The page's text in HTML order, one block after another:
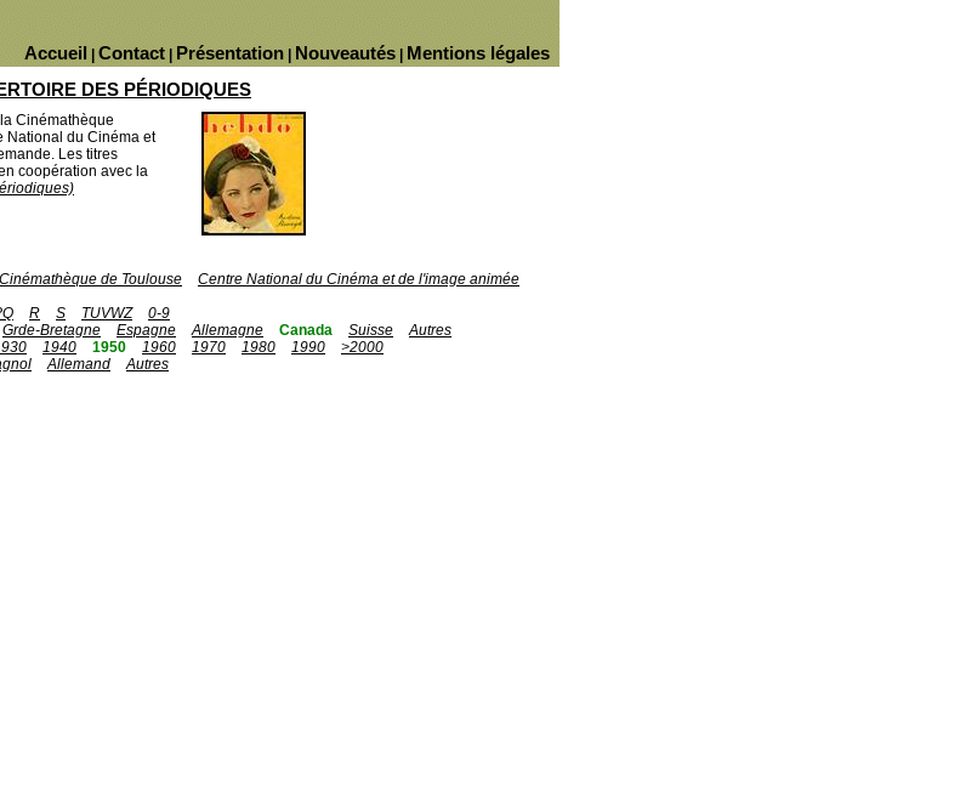
Mentions légales
Nouveautés
Présentation
Contact
Accueil
DES PÉRIODIQUES
Cinémathèque
National du Cinéma et
Les titres
coopération avec la
de Toulouse
Centre National du Cinéma et de l'image animée
R S TUVWZ
0-9
Grde-Bretagne Espagne Allemagne Canada Suisse
Autres
1940 1950 1960 1970 1980 1990
>2000
Allemand
Autres